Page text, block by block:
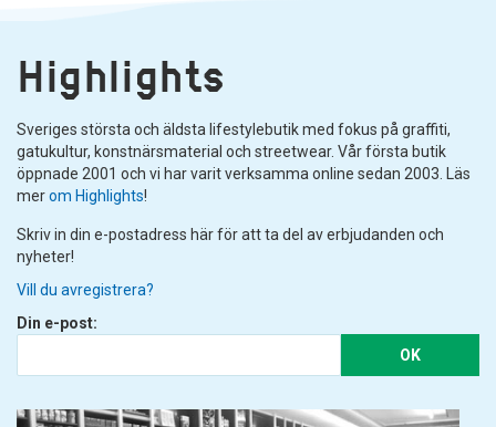
Highlights
Sveriges största och äldsta lifestylebutik med fokus på graffiti,
gatukultur, konstnärsmaterial och streetwear. Vår första butik
öppnade 2001 och vi har varit verksamma online sedan 2003. Läs
merom Highlights!
Skriv in din e-postadress här för att ta del av erbjudanden och
nyheter!
Vill du avregistrera?
Din e-post:
OK